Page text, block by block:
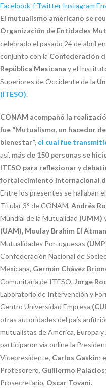
Facebook-f Twitter Instagram
El mutualismo americano se
Organización de Entidades
celebrado el pasado 24 de abril
conjunto con la Confederación
República Mexicana y el
Superiores de Occidente de la
(ITESO).
CONAM acompañó la
fue “Mutualismo, un hacedor
bienestar”, el cual fue
así, más de 150 personas se
ITESO para reflexionar y
fortalecimiento internacional
Entre los presentes se hallaban
Titular 3° de CONAM, Andrés
Mundial de la Mutualidad (UMM)
(UAM), Moulay Brahim El
Mutualidades Portuguesas
Confederación Nacional de
Mexicana, Germán Chávez
Comunitaria de ITESO, Jorge
Laboratorio de Intervención y
Centro Universidad Empresa
otras autoridades del país
mutualistas de América, Europa
participaron vía online la
Vicepresidente, Carlos Gaskin;
Protesorero, Guillermo Palacios
Prosecretario, Oscar Tovani.